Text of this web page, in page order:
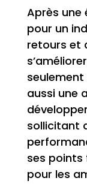
Après une
pour un
retours et
seulement
aussi une
sollicitant
ses points
pour les